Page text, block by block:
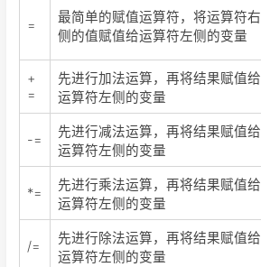
=
最简单的赋值运算符，将运算符右
侧的值赋值给运算符左侧的变量
+
=
先进行加法运算，再将结果赋值给
运算符左侧的变量
-=
先进行减法运算，再将结果赋值给
运算符左侧的变量
*=
先进行乘法运算，再将结果赋值给
运算符左侧的变量
/=
先进行除法运算，再将结果赋值给
运算符左侧的变量